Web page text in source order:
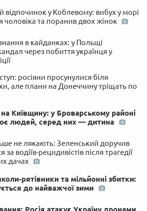
відпочинок у Коблевому: вибух у морі
чоловіка та поранив двох жінок
в кайданках: у Польщі
через побиття українця у
росіяни просунулися біля
але плани на Донеччину тріщать по
на Київщину: у Броварському районі
людей, серед них — дитина
не лякають: Зеленський доручив
водіїв-рецидивістів після трагедії
дачах
рятівники та мільйонні збитки:
до найважчої зими